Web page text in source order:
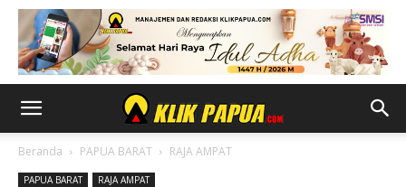
Beranda PAPUA BARAT RAJA AMPAT
PAPUA BARAT RAJA AMPAT